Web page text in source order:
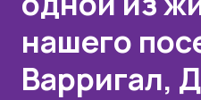
нашего
Варригал,